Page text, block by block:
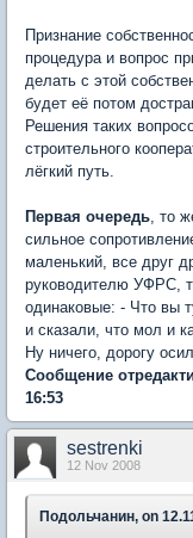
Признание
процедура и вопрос
делать с этой
будет её потом
Решения таких
строительного
лёгкий путь.
Первая очередь , то
сильное
маленький, все друг
руководителю УФРС,
одинаковые: - Что вы
и сказали, что мол и
Ну ничего, дорогу
Сообщение
16:53
sestrenki
12 Nov 2008
Подольчанин, on